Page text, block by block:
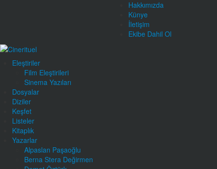
Hakkımızda
Künye
İletişim
Ekibe Dahil Ol
Eleştiriler
Film Eleştirileri
Sinema Yazıları
Dosyalar
Diziler
Keşfet
Listeler
Kitaplık
Yazarlar
Alpaslan Paşaoğlu
Berna Stera Değirmen